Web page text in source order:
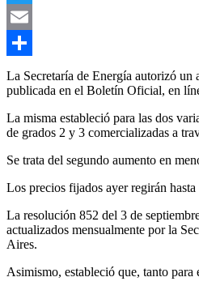
Twitter
Email
Compartir
La Secretaría de Energía autorizó un
publicada en el Boletín Oficial, en
La misma estableció para las dos
de grados 2 y 3 comercializadas a
Se trata del segundo aumento en
Los precios fijados ayer regirán
La resolución 852 del 3 de
actualizados mensualmente por la
Aires.
Asimismo, estableció que, tanto